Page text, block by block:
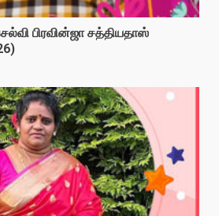
பிரவின்ஜா சத்தியதாஸ்